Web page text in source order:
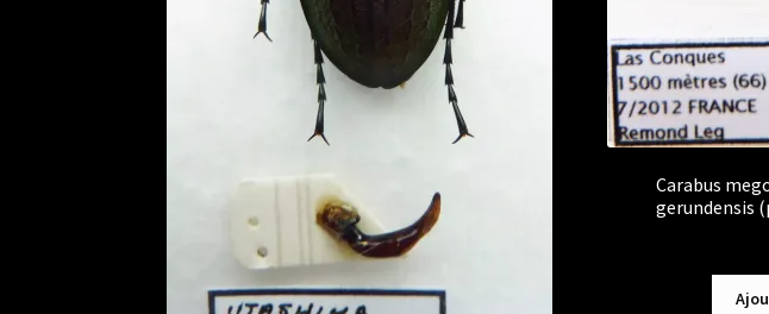
Carabus
gerundensis